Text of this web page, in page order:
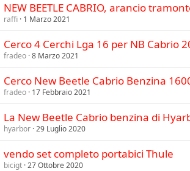
NEW BEETLE CABRIO, arancio
raffi 1 Marzo 2021
Cerco 4 Cerchi Lga 16 per NB Cabrio
fradeo 8 Marzo 2021
Cerco New Beetle Cabrio Benzina
fradeo 17 Febbraio 2021
La New Beetle Cabrio benzina di
hyarbor 29 Luglio 2020
vendo set completo portabici Thule
bicigt 27 Ottobre 2020